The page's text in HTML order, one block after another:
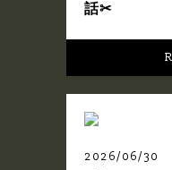
話✂︎
2026/06/30